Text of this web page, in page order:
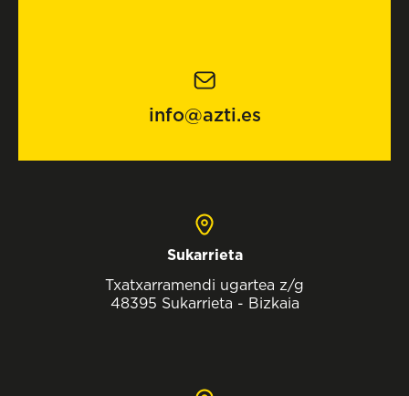
info@azti.es
Sukarrieta
Txatxarramendi ugartea z/g
48395 Sukarrieta - Bizkaia